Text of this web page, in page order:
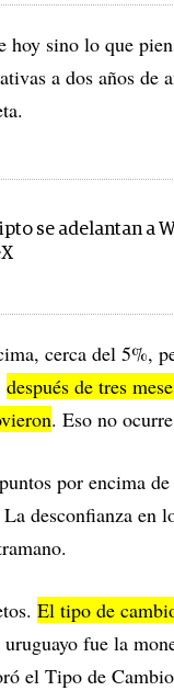
sino lo que
a dos años de
se adelantan a
cerca del 5%,
después de tres
. Eso no
por encima
desconfianza en
El tipo de
fue la
el Tipo de